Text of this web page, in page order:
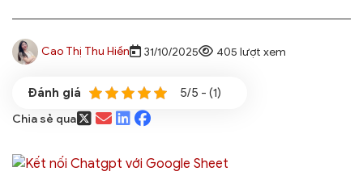
Cao Thị Thu Hiền 31/10/2025 405 lượt xem
5/5 - (1)
Chia sẻ qua